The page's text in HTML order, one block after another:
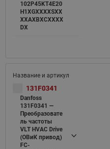
102P45KT4E20
H1XGXXXXSXX
XXAXBXCXXXX
DX
131F0341
Danfoss
131F0341 —
Преобразовате
ль частоты
VLT HVAC Drive
(ОВиК привод)
FC-